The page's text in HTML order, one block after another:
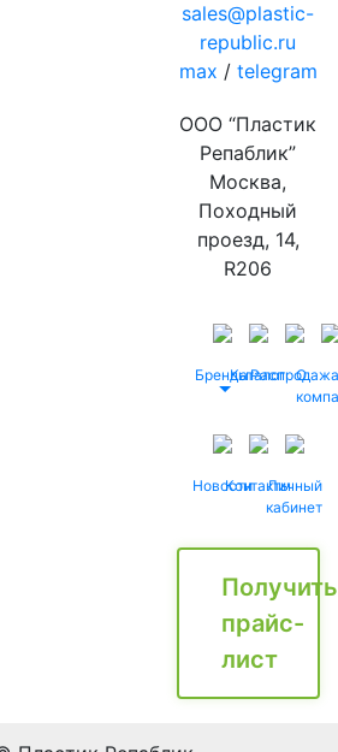
sales@plastic-
republic.ru
max / telegram
ООО “Пластик
Репаблик”
Москва,
Походный
проезд, 14,
R206
БрендыКаталог
Распродажа
О
НовостиКонтактыЛичный
кабинет
Получить
прайс-
лист